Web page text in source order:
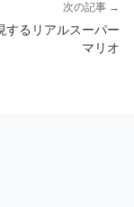
次の記事 →
するリアルスーパー
マリオ​